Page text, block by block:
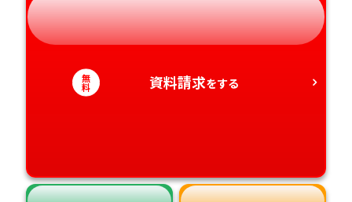
岐阜県
奈良県
山口県
高知県
熊本県
沖縄県
無
料 資料請求をする